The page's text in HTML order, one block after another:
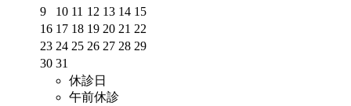
9
10 11 12 13 14 15
16 17 18 19 20 21 22
23 24 25 26 27 28 29
30 31
休診日
午前休診